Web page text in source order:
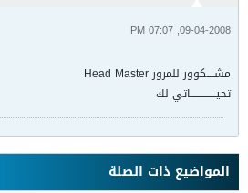
09-04-2008, 07:07 PM
مشــــكوور للمرور Head Master
تحيــــــــــــــاتي لك
المواضيع ذات الصلة